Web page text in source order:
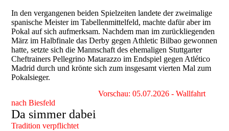
In den vergangenen beiden Spielzeiten landete der zweimalige
spanische Meister im Tabellenmittelfeld, machte dafür aber im
Pokal auf sich aufmerksam. Nachdem man im zurückliegenden
März im Halbfinale das Derby gegen Athletic Bilbao gewonnen
hatte, setzte sich die Mannschaft des ehemaligen Stuttgarter
Cheftrainers Pellegrino Matarazzo im Endspiel gegen Atlético
Madrid durch und krönte sich zum insgesamt vierten Mal zum
Pokalsieger.
Vorschau: 05.07.2026 - Wallfahrt
nach Biesfeld
Da simmer dabei
Tradition verpflichtet